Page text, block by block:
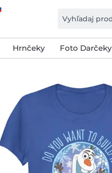
Hrnčeky Foto Darčeky